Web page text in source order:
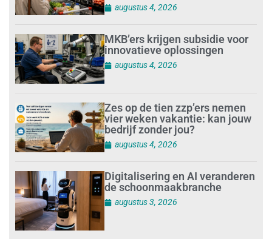
augustus 4, 2026
MKB’ers krijgen subsidie voor
innovatieve oplossingen
augustus 4, 2026
Zes op de tien zzp’ers nemen
vier weken vakantie: kan jouw
bedrijf zonder jou?
augustus 4, 2026
Digitalisering en AI veranderen
de schoonmaakbranche
augustus 3, 2026